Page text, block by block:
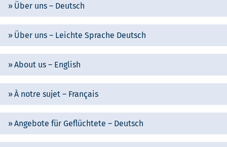
Über uns – Deutsch
Über uns – Leichte Sprache Deutsch
About us – English
À notre sujet – Français
Angebote für Geflüchtete – Deutsch